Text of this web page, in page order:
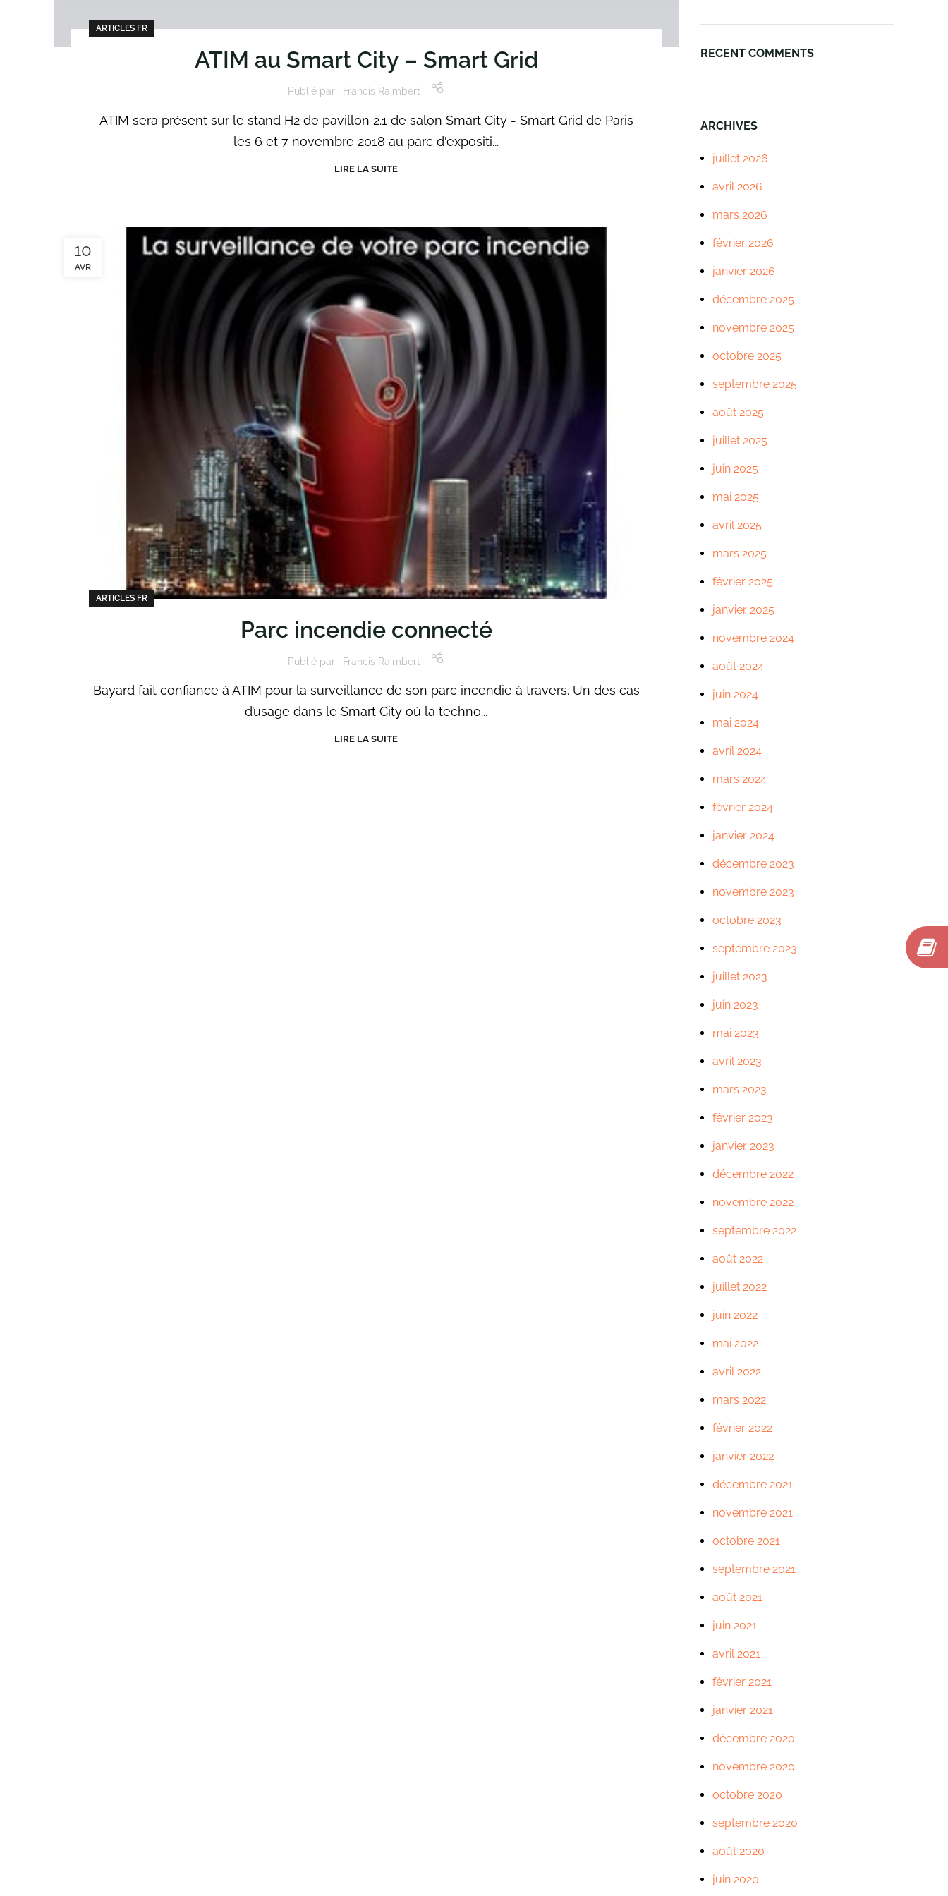
ARTICLES FR
ATIM au Smart City – Smart Grid
Publié par : Francis Raimbert
ATIM sera présent sur le stand H2 de pavillon 2.1 de salon Smart City - Smart Grid de Paris
les 6 et 7 novembre 2018 au parc d'expositi...
LIRE LA SUITE
10
AVR
ARTICLES FR
Parc incendie connecté
Publié par : Francis Raimbert
Bayard fait confiance à ATIM pour la surveillance de son parc incendie à travers. Un des cas
d’usage dans le Smart City où la techno...
LIRE LA SUITE
RECENT COMMENTS
ARCHIVES
juillet 2026
avril 2026
mars 2026
février 2026
janvier 2026
décembre 2025
novembre 2025
octobre 2025
septembre 2025
août 2025
juillet 2025
juin 2025
mai 2025
avril 2025
mars 2025
février 2025
janvier 2025
novembre 2024
août 2024
juin 2024
mai 2024
avril 2024
mars 2024
février 2024
janvier 2024
décembre 2023
novembre 2023
octobre 2023
septembre 2023
juillet 2023
juin 2023
mai 2023
avril 2023
mars 2023
février 2023
janvier 2023
décembre 2022
novembre 2022
septembre 2022
août 2022
juillet 2022
juin 2022
mai 2022
avril 2022
mars 2022
février 2022
janvier 2022
décembre 2021
novembre 2021
octobre 2021
septembre 2021
août 2021
juin 2021
avril 2021
février 2021
janvier 2021
décembre 2020
novembre 2020
octobre 2020
septembre 2020
août 2020
juin 2020